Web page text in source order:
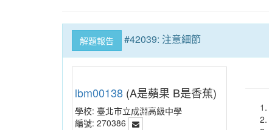
解題報告 #42039: 注意細節
lbm00138 (A是蘋果 B是香蕉)
學校: 臺北市立成淵高級中學
編號: 270386